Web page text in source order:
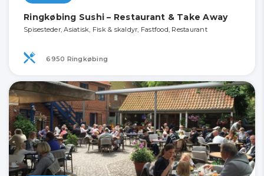
Ringkøbing Sushi – Restaurant & Take Away
Spisesteder, Asiatisk, Fisk & skaldyr, Fastfood, Restaurant
6950 Ringkøbing